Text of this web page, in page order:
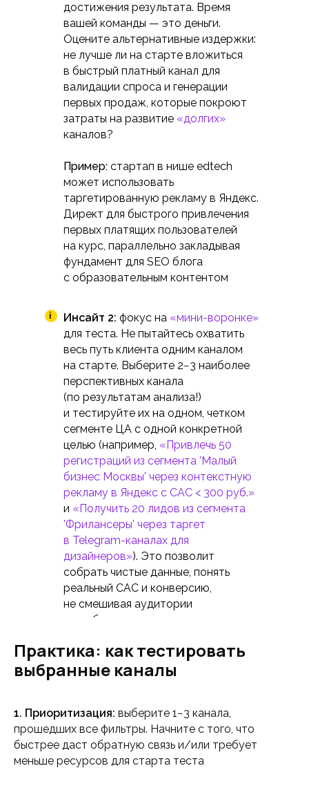
достижения результата. Время
вашей команды — это деньги.
Оцените альтернативные издержки:
не лучше ли на старте вложиться
в быстрый платный канал для
валидации спроса и генерации
первых продаж, которые покроют
затраты на развитие «долгих»
каналов?
Пример: стартап в нише edtech
может использовать
таргетированную рекламу в Яндекс.
Директ для быстрого привлечения
первых платящих пользователей
на курс, параллельно закладывая
фундамент для SEO блога
с образовательным контентом
Инсайт 2: фокус на «мини-воронке»
для теста. Не пытайтесь охватить
весь путь клиента одним каналом
на старте. Выберите 2−3 наиболее
перспективных канала
(по результатам анализа!)
и тестируйте их на одном, четком
сегменте ЦА с одной конкретной
целью (например, «Привлечь 50
регистраций из сегмента 'Малый
бизнес Москвы' через контекстную
рекламу в Яндекс с CAC < 300 руб.»
и «Получить 20 лидов из сегмента
'Фрилансеры' через таргет
в Telegram-каналах для
дизайнеров»). Это позволит
собрать чистые данные, понять
реальный CAC и конверсию,
не смешивая аудитории
и сообщения
i
Практика: как тестировать
выбранные каналы
1. Приоритизация: выберите 1−3 канала,
прошедших все фильтры. Начните с того, что
быстрее даст обратную связь и/или требует
меньше ресурсов для старта теста